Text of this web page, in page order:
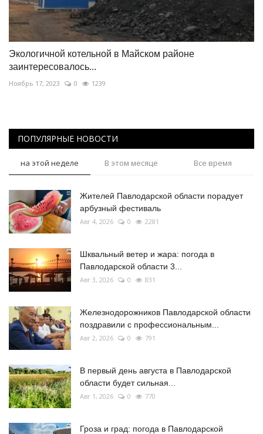
Экологичной котельной в Майском районе
заинтересовалось...
Ноябрь 17, 2023 0 1239
ПОПУЛЯРНЫЕ НОВОСТИ
на этой неделе В этом месяце Все время
Жителей Павлодарской области порадует
арбузный фестиваль
Авг 4, 2026 0 2281
Шквальный ветер и жара: погода в
Павлодарской области 3...
Авг 3, 2026 0 831
Железнодорожников Павлодарской области
поздравили с профессиональным...
Авг 2, 2026 0 791
В первый день августа в Павлодарской
области будет сильная...
Авг 1, 2026 0 770
Гроза и град: погода в Павлодарской